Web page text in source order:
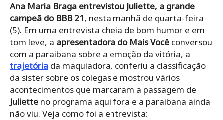
Ana Maria Braga entrevistou Juliette, a grande
campeã do BBB 21, nesta manhã de quarta-feira
(5). Em uma entrevista cheia de bom humor e em
tom leve, a apresentadora do Mais Você conversou
com a paraibana sobre a emoção da vitória, a
trajetória da maquiadora, conferiu a classificação
da sister sobre os colegas e mostrou vários
acontecimentos que marcaram a passagem de
Juliette no programa aqui fora e a paraibana ainda
não viu. Veja como foi a entrevista: